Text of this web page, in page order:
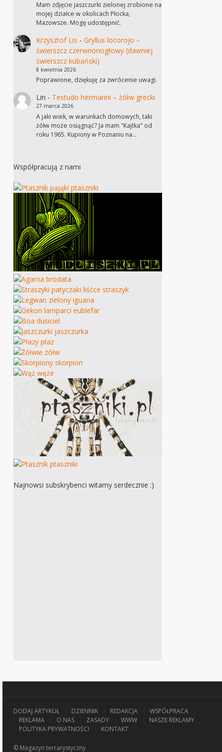
Mam zdjęcie jaszczurki zielonej zrobione na
mojej działce w okolicach Płocka,
Mazowsze. Mogę udostępnić.
Krzysztof Lis - Gryllus locorojo –
świerszcz czerwnonogłowy (dawniej
świerszcz kubański)
8 kwietnia 2026
Poprawione, dziękuję za zwrócenie uwagi.
Lin - Testudo hermanni – żółw grecki
27 marca 2026
A jaki wiek, w warunkach domowych, taki
żółw może osiągnąć? Ja mam "Kajtka" od
roku 1965. Kupiony w Poznaniu na…
Współpracują z nami
Najnowsi subskrybenci witamy serdecznie :)
DODAJ ARTYKUŁ DZIENNIK REDAKCJA
WSPÓŁPRACA
REKLAMA
O NAS ZASADY WWW
NASZE REKLAMY
POLITYKA PRYWATNOŚCI
KONTAKT
© Magazyn terrarystyczny